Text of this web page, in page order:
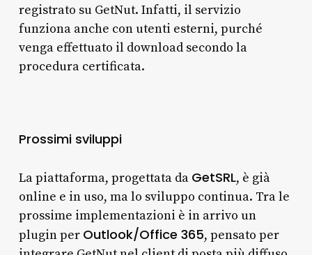
registrato su GetNut. Infatti, il servizio
funziona anche con utenti esterni, purché
venga effettuato il download secondo la
procedura certificata.
Prossimi sviluppi
La piattaforma, progettata da GetSRL, è già
online e in uso, ma lo sviluppo continua. Tra le
prossime implementazioni è in arrivo un
plugin per Outlook/Office 365, pensato per